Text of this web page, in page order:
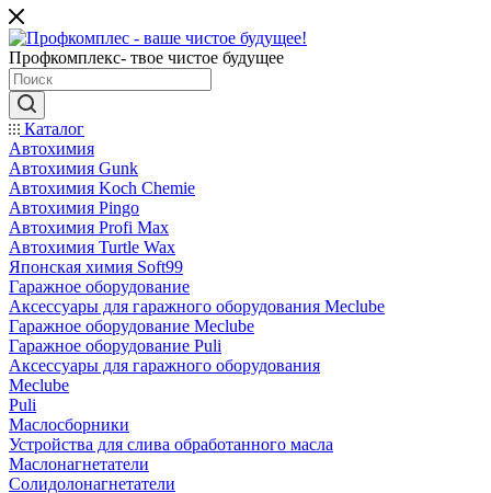
Профкомплекс- твое чистое будущее
Каталог
Автохимия
Автохимия Gunk
Автохимия Koch Chemie
Автохимия Pingo
Автохимия Profi Max
Автохимия Turtle Wax
Японская химия Soft99
Гаражное оборудование
Аксессуары для гаражного оборудования Meclube
Гаражное оборудование Meclube
Гаражное оборудование Puli
Аксессуары для гаражного оборудования
Meclube
Puli
Маслосборники
Устройства для слива обработанного масла
Маслонагнетатели
Солидолонагнетатели